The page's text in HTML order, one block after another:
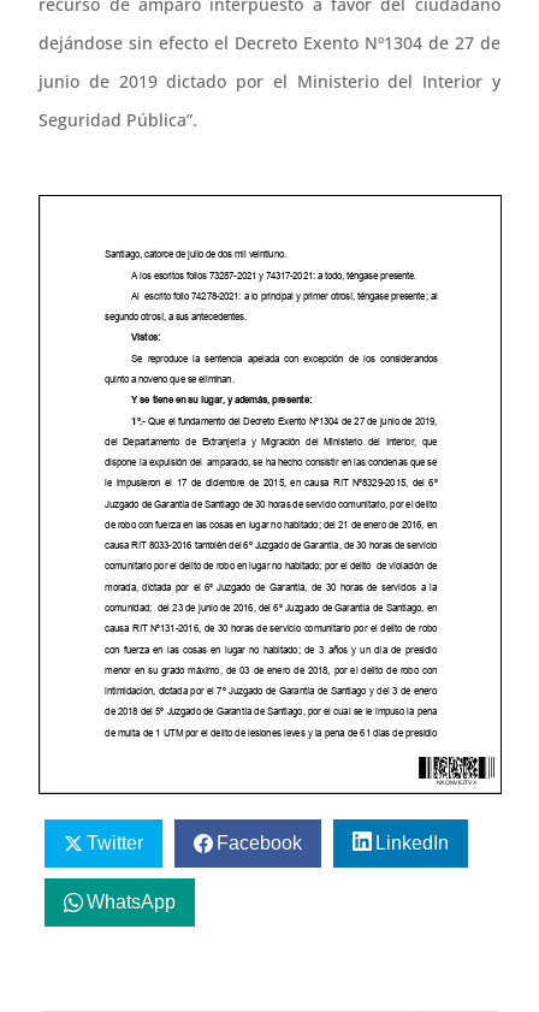
dejándose sin efecto el Decreto Exento Nº1304 de 27 de
junio de 2019 dictado por el Ministerio del Interior y
Seguridad Pública”.
Twitter Facebook LinkedIn
WhatsApp